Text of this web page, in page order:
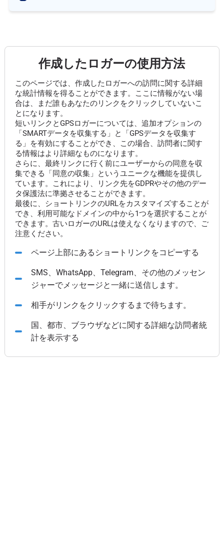
作成したロガーの使用方法
このページでは、作成したロガーへの訪問に関する詳細
な統計情報を得ることができます。ここに情報がない場
合は、まだ誰もあなたのリンクをクリックしていないこ
とになります。
短いリンクとGPSロガーについては、追加オプションの
「SMARTデータを収集する」と「GPSデータを収集す
る」を有効にすることができ、この場合、訪問者に関す
る情報はより詳細なものになります。
さらに、最終リンクに行く前にユーザーからの同意を収
集できる「同意の収集」というユニークな機能を提供し
ています。これにより、リンク先をGDPRやその他のデー
タ保護法に準拠させることができます。
最後に、ショートリンクのURLをカスタマイズすることが
でき、利用可能なドメインの中から1つを選択することが
できます。古いロガーのURLは使えなくなりますので、ご
注意ください。
ページ上部にあるショートリンクをコピーする
SMS、WhatsApp、Telegram、その他のメッセン
ジャーでメッセージと一緒に送信します。
相手がリンクをクリックするまで待ちます。
国、都市、ブラウザなどに関する詳細な訪問者統
計を表示する